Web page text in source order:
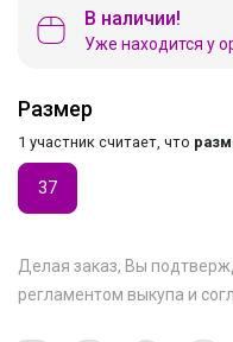
В наличии!
Уже находится у
Размер
1 участник считает, что
37
Делая заказ, Вы
регламентом выкупа и